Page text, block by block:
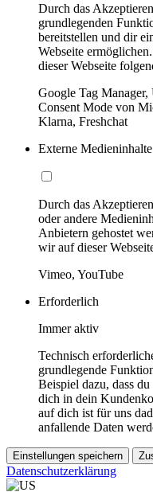
Durch das
grundlegenden
bereitstellen und dir
Webseite
dieser Webseite
Google Tag
Consent Mode von
Klarna, Freshchat
Externe Medieninhalte
Durch das
oder andere
Anbietern gehostet
wir auf dieser
Vimeo, YouTube
Erforderlich
Immer aktiv
Technisch
grundlegende
Beispiel dazu, dass
dich in dein
auf dich ist für uns
anfallende Daten
Einstellungen speichern
Datenschutzerklärung